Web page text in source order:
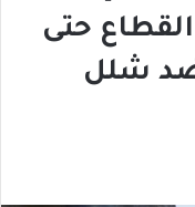
حتى
ضد شلل